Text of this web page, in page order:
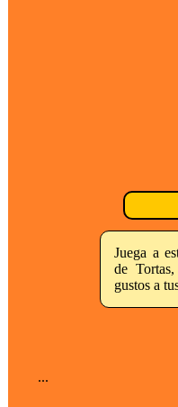
Juega a
de
gustos a
...